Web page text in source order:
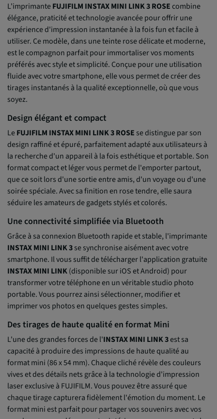
L'imprimanteFUJIFILM INSTAX MINI LINK 3 ROSEcombine
élégance, praticité et technologie avancée pour offrir une
expérience d'impression instantanée à la fois fun et facile à
utiliser. Ce modèle, dans une teinte rose délicate et moderne,
est le compagnon parfait pour immortaliser vos moments
préférés avec style et simplicité. Conçue pour une utilisation
fluide avec votre smartphone, elle vous permet de créer des
tirages instantanés à la qualité exceptionnelle, où que vous
soyez.
Design élégant et compact
LeFUJIFILM INSTAX MINI LINK 3 ROSE se distingue par son
design raffiné et épuré, parfaitement adapté aux utilisateurs à
la recherche d'un appareil à la fois esthétique et portable. Son
format compact et léger vous permet de l'emporter partout,
que ce soit lors d'une sortie entre amis, d'un voyage ou d'une
soirée spéciale. Avec sa finition en rose tendre, elle saura
séduire les amateurs de gadgets stylés et colorés.
Une connectivité simplifiée via Bluetooth
Grâce à sa connexion Bluetooth rapide et stable, l'imprimante
INSTAX MINI LINK 3se synchronise aisément avec votre
smartphone. Il vous suffit de télécharger l'application gratuite
INSTAX MINI LINK(disponible sur iOS et Android) pour
transformer votre téléphone en un véritable studio photo
portable. Vous pourrez ainsi sélectionner, modifier et
imprimer vos photos en quelques gestes simples.
Des tirages de haute qualité en format Mini
L'une des grandes forces de l'INSTAXMINI LINK 3est sa
capacité à produire des impressions de haute qualité au
format mini (86 x 54 mm). Chaque cliché révèle des couleurs
vives et des détails nets grâce à la technologie d'impression
laser exclusive à FUJIFILM. Vous pouvez être assuré que
chaque tirage capturera fidèlement l'émotion du moment. Le
format mini est parfait pour partager vos souvenirs avec vos